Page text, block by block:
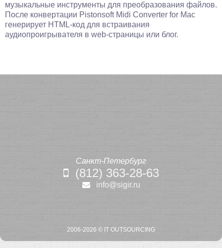
музыкальные инструменты для преобразования файлов.
После конвертации Pistonsoft Midi Converter for Mac
генерирует HTML-код для встраивания
аудиопроигрывателя в web-страницы или блог.
Санкт-Петербург
(812) 363-28-63
info@sigir.ru
2006-2026 © IT OUTSOURCING